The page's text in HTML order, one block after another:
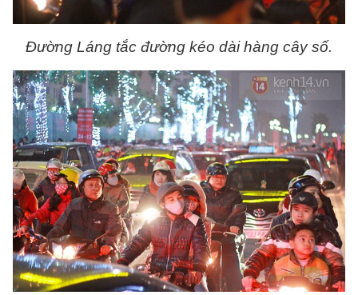
Đường Láng tắc đường kéo dài hàng cây số.